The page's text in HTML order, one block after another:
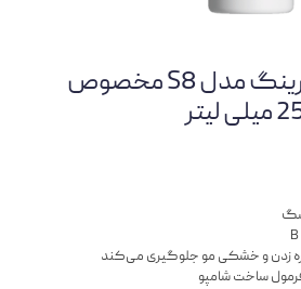
شامپو سگ رداسپرینگ مدل S8 مخصوص
سگ
زدن و خشکی مو جلوگیری می‌کند
فرمول ساخت شامپو